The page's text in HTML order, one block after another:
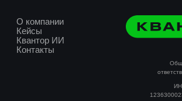
О компании
Кейсы